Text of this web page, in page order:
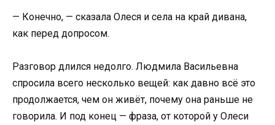
— Конечно, — сказала Олеся и села на край дивана,
как перед допросом.
Разговор длился недолго. Людмила Васильевна
спросила всего несколько вещей: как давно всё это
продолжается, чем он живёт, почему она раньше не
говорила. И под конец — фраза, от которой у Олеси